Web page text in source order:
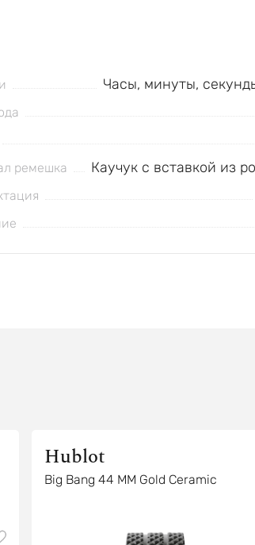
Часы, минуты,
ремешка Каучук с вставкой из
Hublot
Big Bang 44 MM Gold Ceramic